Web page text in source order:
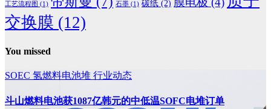
工艺流程图 (1) 石墨 (1) 碳纸 (2)
交换膜 (12)
You missed
SOEC 氢燃料电池堆 行业动态
斗山燃料电池获1087亿韩元的中低温SOFC电堆订单